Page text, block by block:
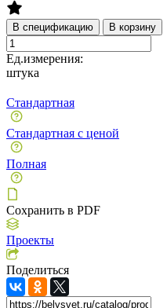
В спецификацию В корзину
Ед.измерения:
штука
Стандартная
Стандартная с ценой
Полная
Сохранить в PDF
Проекты
Поделиться